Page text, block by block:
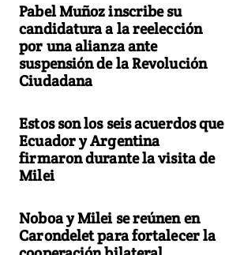
Pabel Muñoz inscribe su
candidatura a la reelección
por una alianza ante
suspensión de la Revolución
Ciudadana
Estos son los seis acuerdos que
Ecuador y Argentina
firmaron durante la visita de
Milei
Noboa y Milei se reúnen en
Carondelet para fortalecer la